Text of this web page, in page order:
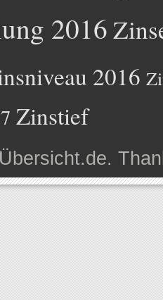
2016
2016
Zinstief
.